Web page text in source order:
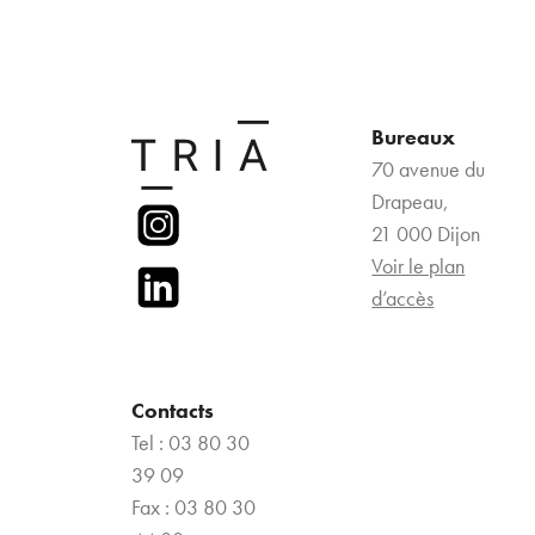
Bureaux
70 avenue du
Drapeau,
21 000 Dijon
Voir le plan
d’accès
Contacts
Tel : 03 80 30
39 09
Fax : 03 80 30